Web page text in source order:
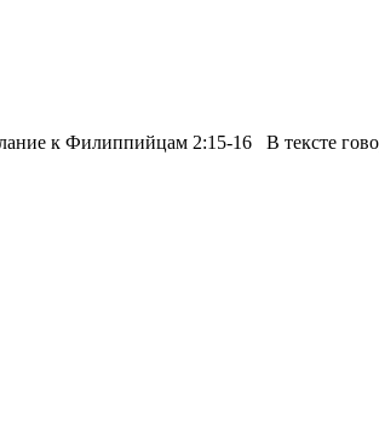
к Филиппийцам 2:15-16 В тексте